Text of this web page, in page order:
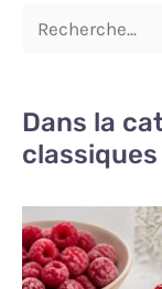
Dans la
classiques